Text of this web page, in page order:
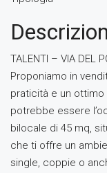
TALENTI – VIA DEL
Proponiamo in
praticità e un
potrebbe essere
bilocale di 45 mq,
che ti offre un
single, coppie o